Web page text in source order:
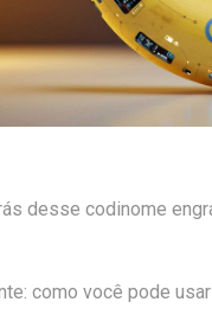
desse codinome
como você pode